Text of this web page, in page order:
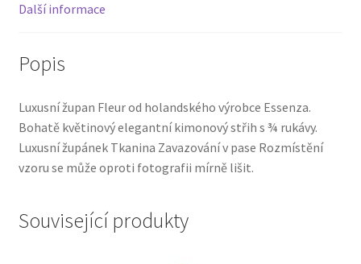
Další informace
Popis
Luxusní župan Fleur od holandského výrobce Essenza.
Bohatě květinový elegantní kimonový střih s ¾ rukávy.
Luxusní župánek Tkanina Zavazování v pase Rozmístění
vzoru se může oproti fotografii mírně lišit.
Související produkty